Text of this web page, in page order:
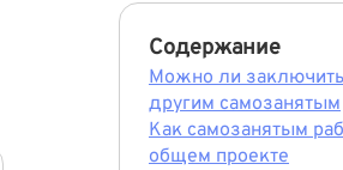
Содержание
Можно ли
другим самозанятым
Как самозанятым
общем проекте